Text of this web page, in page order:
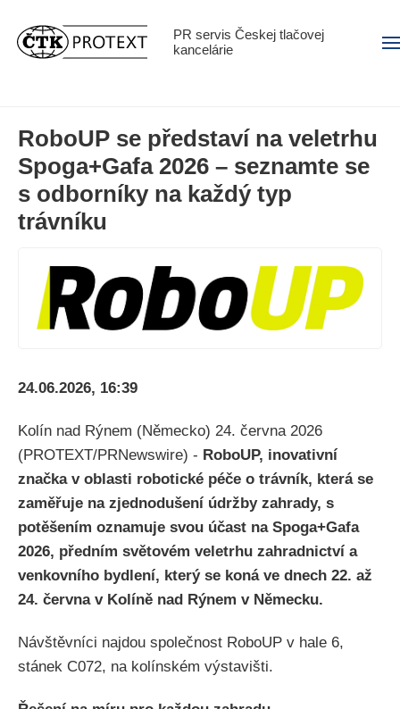
PR servis Českej tlačovej
kancelárie
RoboUP se představí na veletrhu
Spoga+Gafa 2026 – seznamte se
s odborníky na každý typ
trávníku
24.06.2026, 16:39
Kolín nad Rýnem (Německo) 24. června 2026
(PROTEXT/PRNewswire) - RoboUP, inovativní
značka v oblasti robotické péče o trávník, která se
zaměřuje na zjednodušení údržby zahrady, s
potěšením oznamuje svou účast na Spoga+Gafa
2026, předním světovém veletrhu zahradnictví a
venkovního bydlení, který se koná ve dnech 22. až
24. června v Kolíně nad Rýnem v Německu.
Návštěvníci najdou společnost RoboUP v hale 6,
stánek C072, na kolínském výstavišti.